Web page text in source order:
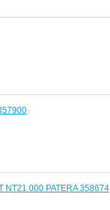
NT21 000 PATERA 358674